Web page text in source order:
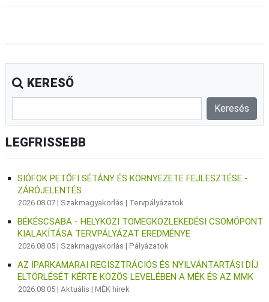
KERESŐ
LEGFRISSEBB
SIÓFOK PETŐFI SÉTÁNY ÉS KÖRNYEZETE FEJLESZTÉSE -
ZÁRÓJELENTÉS
2026.08.07 | Szakmagyakorlás | Tervpályázatok
BÉKÉSCSABA - HELYKÖZI TÖMEGKÖZLEKEDÉSI CSOMÓPONT
KIALAKÍTÁSA TERVPÁLYÁZAT EREDMÉNYE
2026.08.05 | Szakmagyakorlás |Pályázatok
AZ IPARKAMARAI REGISZTRÁCIÓS ÉS NYILVÁNTARTÁSI DÍJ
ELTÖRLÉSÉT KÉRTE KÖZÖS LEVELÉBEN A MÉK ÉS AZ MMK
2026.08.05 |Aktuális |MÉK hírek